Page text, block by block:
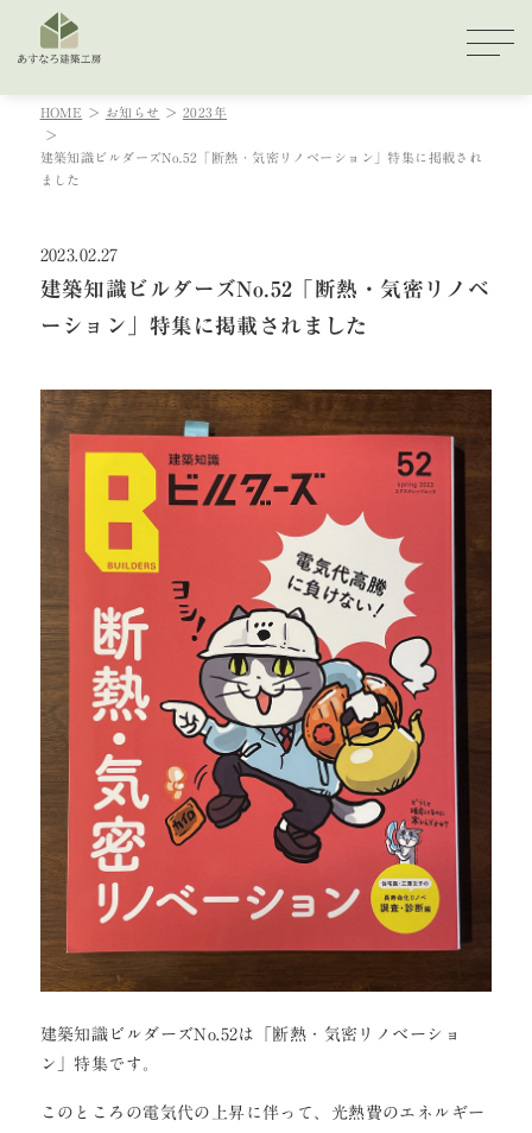
HOME お知らせ 2023年
建築知識ビルダーズNo.52「断熱・気密リノベーション」特集に掲載され
ました
2023.02.27
建築知識ビルダーズNo.52「断熱・気密リノベ
ーション」特集に掲載されました
建築知識ビルダーズNo.52は「断熱・気密リノベーショ
ン」特集です。
このところの電気代の上昇に伴って、光熱費のエネルギー